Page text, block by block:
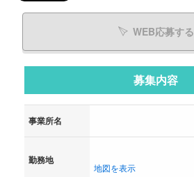
WEB応募する
募集内容
事業所名
勤務地
地図を表示